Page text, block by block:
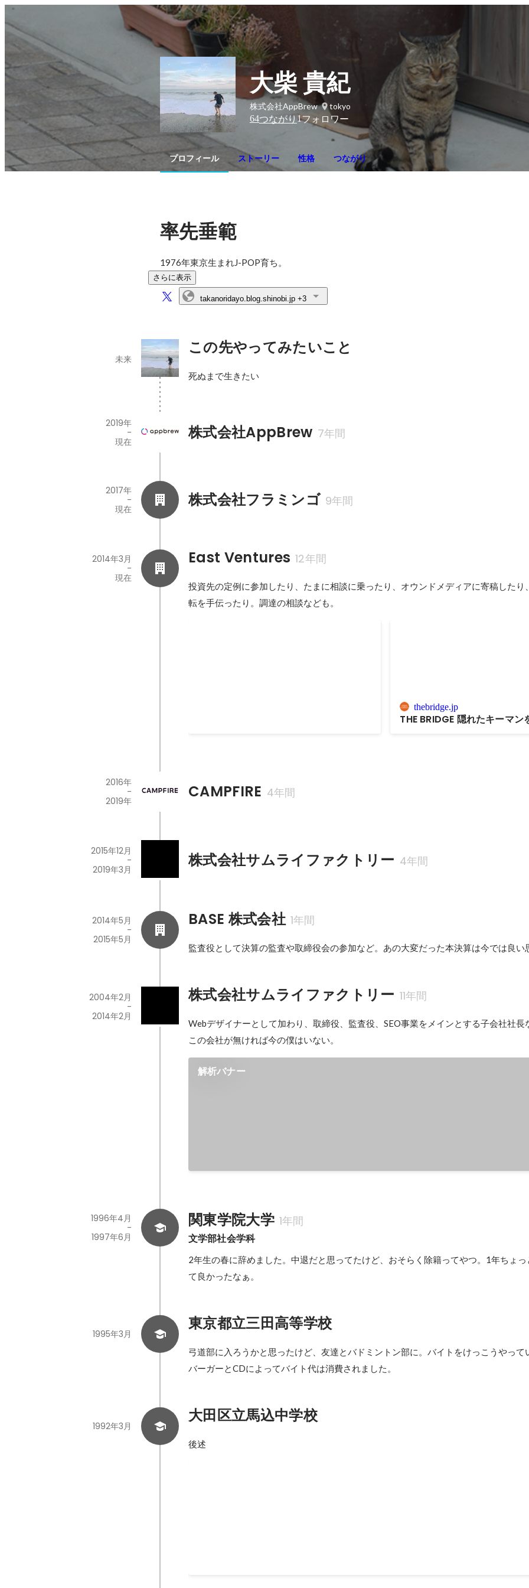
大柴 貴紀
株式会社AppBrew
tokyo
64つながり 1フォロワー
プロフィール ストーリー 性格 つながり
率先垂範
1976年東京生まれJ-POP育ち。
さらに表示
takanoridayo.blog.shinobi.jp+3
この先やってみたいこと
未来
死ぬまで生きたい
株式会社AppBrew 7年間
2019年
-
現在
株式会社フラミンゴ 9年間
2017年
-
現在
East Ventures 12年間
2014年3月
-
現在
投資先の定例に参加したり、たまに相談に乗ったり、オウンドメディアに寄稿したり
転を手伝ったり。調達の相談なども。
thebridge.jp
THE BRIDGE 隠れたキーマン
CAMPFIRE 4年間
2016年
-
2019年
株式会社サムライファクトリー 4年間
2015年12月
-
2019年3月
BASE 株式会社 1年間
2014年5月
-
2015年5月
監査役として決算の監査や取締役会の参加など。あの大変だった本決算は今では良い
株式会社サムライファクトリー 11年間
2004年2月
-
2014年2月
Webデザイナーとして加わり、取締役、監査役、SEO事業をメインとする子会社社長
この会社が無ければ今の僕はいない。
解析バナー
関東学院大学 1年間
文学部社会学科
1996年4月
-
1997年6月
2年生の春に辞めました。中退だと思ってたけど、おそらく除籍ってやつ。1年ちょっ
て良かったなぁ。
東京都立三田高等学校
1995年3月
弓道部に入ろうかと思ったけど、友達とバドミントン部に。バイトをけっこうやって
バーガーとCDによってバイト代は消費されました。
大田区立馬込中学校
1992年3月
後述